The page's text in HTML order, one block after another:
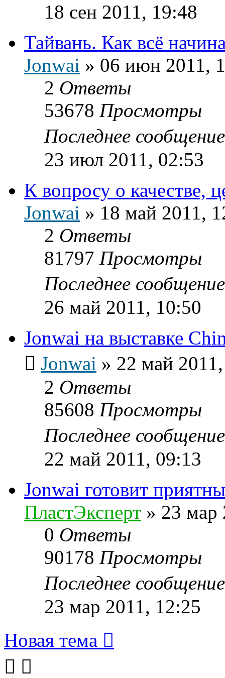
18 сен 2011, 19:48
Тайвань. Как всё
Jonwai » 06 июн 2011,
2 Ответы
53678 Просмотры
Последнее
23 июл 2011, 02:53
К вопросу о качестве,
Jonwai » 18 май 2011,
2 Ответы
81797 Просмотры
Последнее
26 май 2011, 10:50
Jonwai на выставке
Jonwai » 22 май
2 Ответы
85608 Просмотры
Последнее
22 май 2011, 09:13
Jonwai готовит
ПластЭксперт » 23 мар
0 Ответы
90178 Просмотры
Последнее
23 мар 2011, 12:25
Новая тема